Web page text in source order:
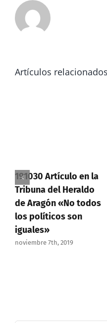
Artículos relacionados
191030 Artículo en la
Tribuna del Heraldo
de Aragón «No todos
los políticos son
iguales»
noviembre 7th, 2019